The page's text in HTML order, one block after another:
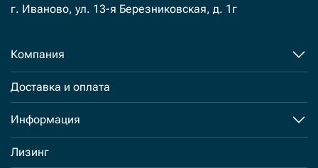
г. Иваново, ул. 13-я Березниковская, д. 1г
Компания
Доставка и оплата
Информация
Лизинг